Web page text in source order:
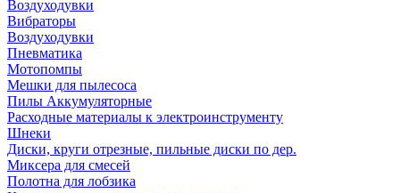
Воздуходувки
Вибраторы
Воздуходувки
Пневматика
Мотопомпы
Мешки для пылесоса
Пилы Аккумуляторные
Расходные материалы к электроинструменту
Шнеки
Диски, круги отрезные, пильные диски по дер.
Миксера для смесей
Полотна для лобзика